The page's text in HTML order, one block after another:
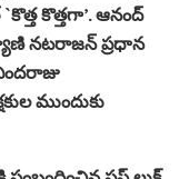
కొత్తగా’. ఆనంద్
నటరాజన్ ప్రధాన
ముందుకు